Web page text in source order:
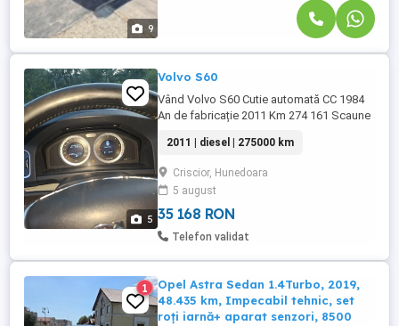
9
5
Volvo S60
Vând Volvo S60 Cutie automată CC 1984
An de fabricație 2011 Km 274 161 Scaune
2011 | diesel | 275000 km
Criscior, Hunedoara
5 august
35 168 RON
Telefon validat
1
Opel Astra Sedan 1.4Turbo, 2019,
48.435 km, Impecabil tehnic, set
roți iarnă+ aparat senzori, 8500